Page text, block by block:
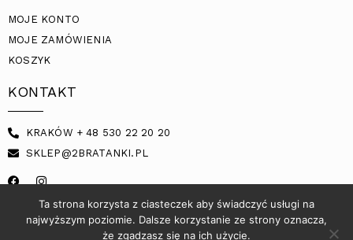
MOJE KONTO
MOJE ZAMÓWIENIA
KOSZYK
KONTAKT
KRAKÓW + 48 530 22 20 20
SKLEP@2BRATANKI.PL
Ta strona korzysta z ciasteczek aby świadczyć usługi na
najwyższym poziomie. Dalsze korzystanie ze strony oznacza,
że zgadzasz się na ich użycie.